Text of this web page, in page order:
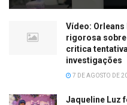
Vídeo:
rigorosa
critica
investigações
7 DE AGOSTO DE
Jaqueline Luz